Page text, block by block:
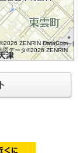
©2026 ZENRIN DataCom
図データ©2026 ZENRIN